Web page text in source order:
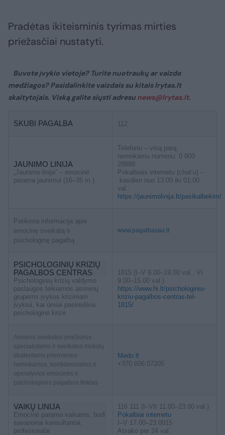
Pradėtas ikiteisminis tyrimas mirties
priežasčiai nustatyti.
Buvote įvykio vietoje? Turite nuotraukų ar vaizdo
medžiagos? Pasidalinkite vaizdais su kitais lrytas.lt
skaitytojais. Viską galite siųsti adresu news@lrytas.lt.
SKUBI PAGALBA 112
JAUNIMO LINIJA
„Jaunimo linija“ – emocinė
parama jaunimui (16–35 m.)
Telefonu – visą parą,
nemokamu numeriu: 0 800
28888
Pokalbiais internetu (chat’u) –
kasdien nuo 13:00 iki 01:00
val.:
https://jaunimolinija.lt/pasikalbekim/
Patikima informacija apie
emocinę sveikatą ir
psichologinę pagalbą
www.pagalbasau.lt
PSICHOLOGINIŲ KRIZIŲ
PAGALBOS CENTRAS
Psichologinių krizių valdymo
paslaugos teikiamos asmenų
grupėms įvykus kriziniam
įvykiui, kai ūmiai pasireiškia
psichologinė krizė
1815 (I–V 9.00–19.00 val., VI
9.00–15.00 val.)
https://www.hi.lt/psichologiniu-
kriziu-pagalbos-centras-tel-
1815/
Asmens sveikatos priežiūros
specialistams ir sveikatos mokslų
studentams prieinamos
nemokamos, konfidencialios ir
operatyvios emocinės ir
psichologinės pagalbos tinklas
Medo.lt
+370 606 07205
VAIKŲ LINIJA
Emocinė parama vaikams, budi
savanoriai konsultantai,
profesionalai
116 111 (I–VII 11.00–23.00 val.)
Pokalbiai internetu
I–V 17.00–23.0015
Atsako per 24 val.